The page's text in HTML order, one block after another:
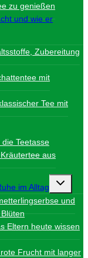
zu genießen
und wie er
Zubereitung
mit
Tee mit
Teetasse
aus
im Alltag
und
Eltern heute wissen
Frucht mit langer